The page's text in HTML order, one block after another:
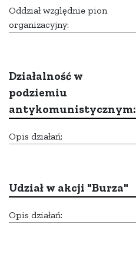
Oddział względnie pion
organizacyjny:
Działalność w
podziemiu
antykomunistycznym:
Opis działań:
Udział w akcji "Burza"
Opis działań: